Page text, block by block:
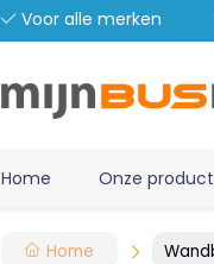
Voor alle merken
Home Onze
Home